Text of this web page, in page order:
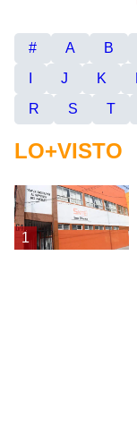
# A B
J K
R
S T
LO+VISTO
1